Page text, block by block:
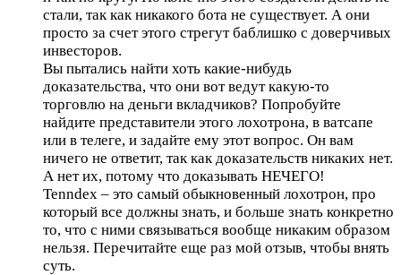
стали, так как никакого бота не существует. А они
просто за счет этого стрегут баблишко с доверчивых
инвесторов.
Вы пытались найти хоть какие-нибудь
доказательства, что они вот ведут какую-то
торговлю на деньги вкладчиков? Попробуйте
найдите представители этого лохотрона, в ватсапе
или в телеге, и задайте ему этот вопрос. Он вам
ничего не ответит, так как доказательств никаких нет.
А нет их, потому что доказывать НЕЧЕГО!
Tenndex – это самый обыкновенный лохотрон, про
который все должны знать, и больше знать конкретно
то, что с ними связываться вообще никаким образом
нельзя. Перечитайте еще раз мой отзыв, чтобы внять
суть.